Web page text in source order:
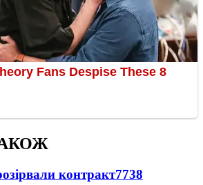
контракт7738